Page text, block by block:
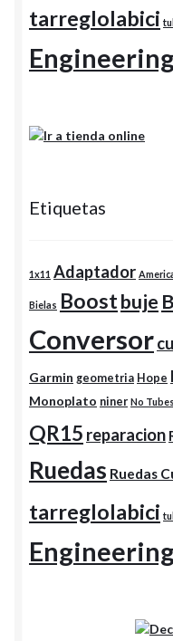
tarreglolabici
Engineering
Etiquetas
1x11 Adaptador
Bielas Boostbuje
Conversor
Garmin geometria Hope
Monoplato niner No Tubes
QR15 reparacion
Ruedas Ruedas
tarreglolabici
Engineering